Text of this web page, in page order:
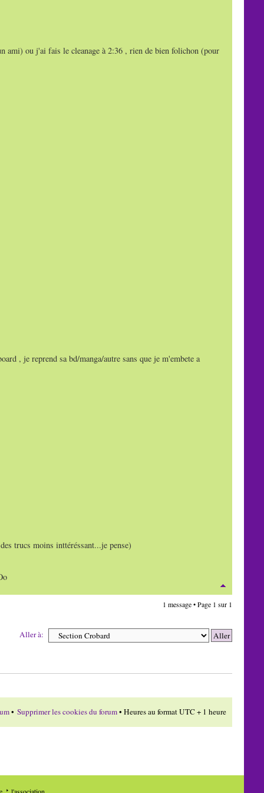
ami) ou j'ai fais le cleanage à 2:36 , rien de bien folichon (pour
, je reprend sa bd/manga/autre sans que je m'embete a
trucs moins inttéréssant...je pense)
1 message • Page 1 sur 1
Aller à:
• Supprimer les cookies du forum• Heures au format UTC + 1 heure